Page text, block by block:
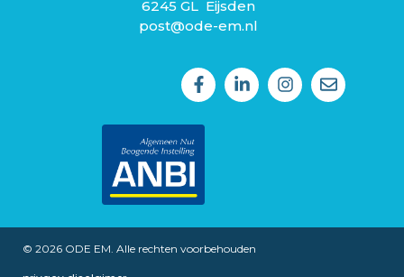
6245 GL Eijsden
post@ode-em.nl
© 2026 ODE EM. Alle rechten voorbehouden